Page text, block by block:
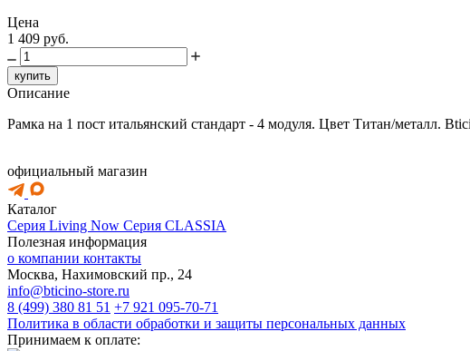
Цена
1 409 руб.
купить
Описание
Рамка на 1 пост итальянский стандарт - 4 модуля. Цвет Титан/металл.
официальный магазин
Каталог
Серия Living Now Серия CLASSIA
Полезная информация
о компании контакты
Москва, Нахимовский пр., 24
info@bticino-store.ru
8 (499) 380 81 51 +7 921 095-70-71
Политика в области обработки и защиты персональных данных
Принимаем к оплате: